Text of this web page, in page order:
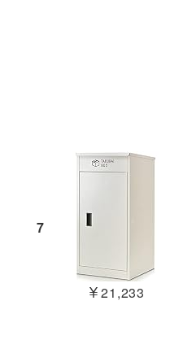
7
￥21,233